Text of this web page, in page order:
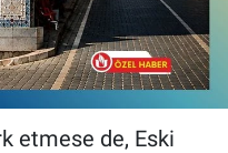
etmese de, Eski